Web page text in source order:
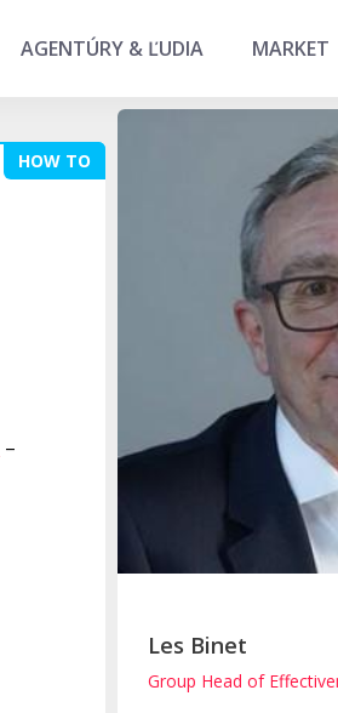
AGENTÚRY & ĽUDIA MARKET
HOW TO
–
Les Binet
Group Head of